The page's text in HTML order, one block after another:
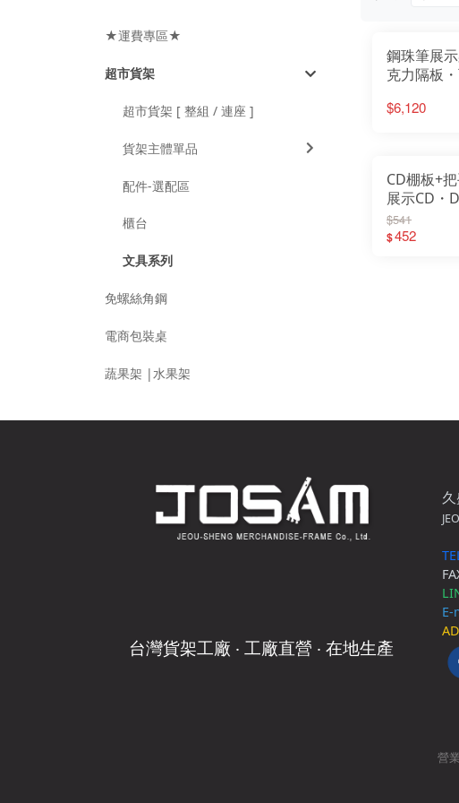
鋼珠筆展
克力隔板
行・書局｜
$6,120
CD棚板+
展示CD・
型書冊｜文
利商店展示
$541
$452
★運費專區★
超市貨架
超市貨架 [ 整組 / 連座 ]
貨架主體單品
配件-選配區
櫃台
文具系列
免螺絲角鋼
電商包裝桌
蔬果架 |水果架
台灣貨架工廠 ‧ 工廠直營 ‧ 在地生產
E-
營